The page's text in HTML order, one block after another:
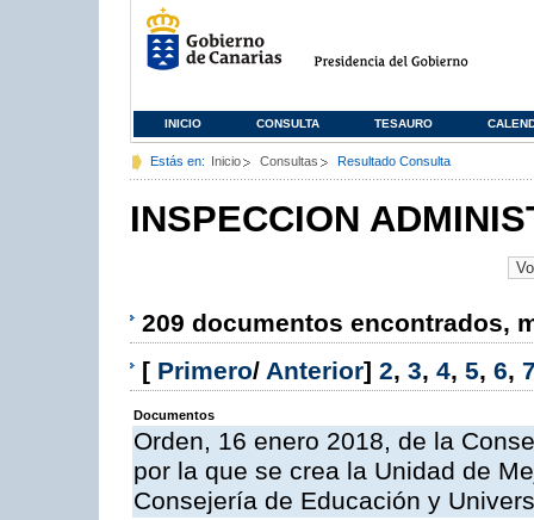
INICIO CONSULTA TESAURO
Estás en: Inicio Consultas Resultado Consulta
INSPECCION
209 documentos encontrados,
[ Primero/ Anterior] 2, 3, 4, 5, 6,
Documentos
Orden, 16 enero 2018, de la
por la que se crea la Unidad de
Consejería de Educación y